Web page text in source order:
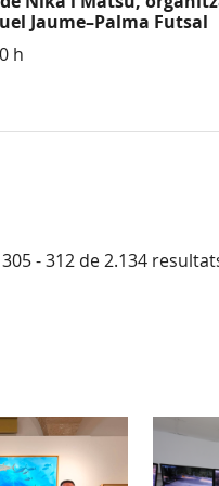
Jaume–Palma Futsal
h
- 312 de 2.134